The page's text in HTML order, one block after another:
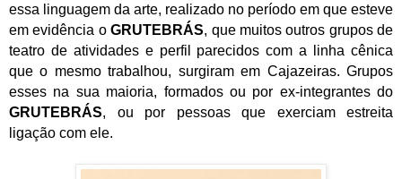
essa linguagem da arte, realizado no período em que esteve
em evidência oGRUTEBRÁS, que muitos outros grupos de
teatro de atividades e perfil parecidos com a linha cênica
que o mesmo trabalhou, surgiram em Cajazeiras. Grupos
esses na sua maioria, formados ou por ex-integrantes do
GRUTEBRÁS, ou por pessoas que exerciam estreita
ligação com ele.